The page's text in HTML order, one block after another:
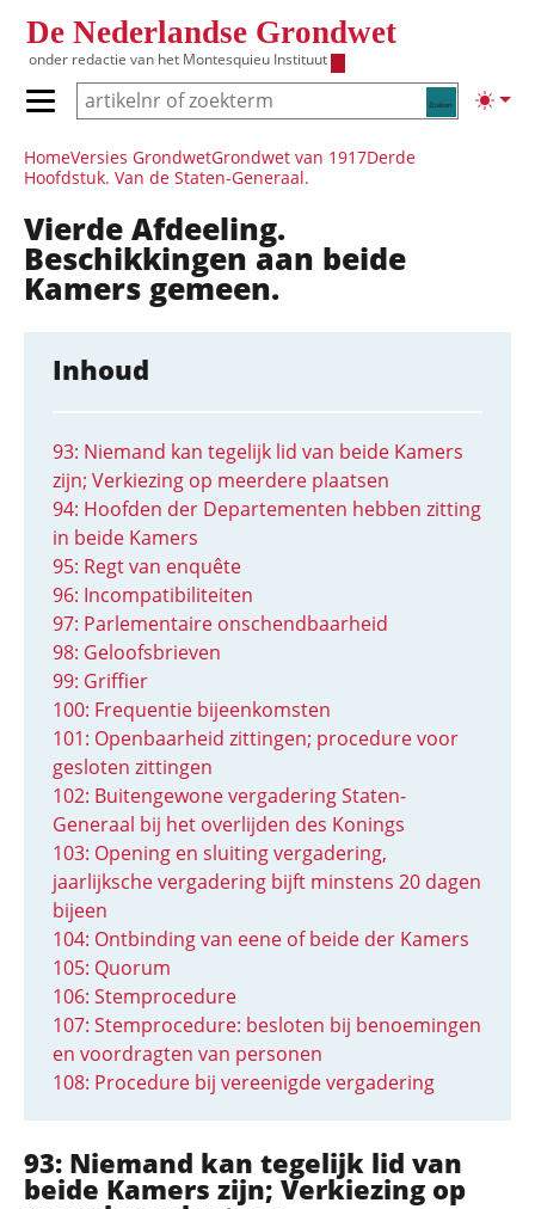
De Nederlandse Grondwet
onder redactie van het Montesquieu Instituut
Zoeken
Primair menu tonen/verbergen
Hoofdnavigatie
HomeVersies GrondwetGrondwet van 1917Derde
Hoofdstuk. Van de Staten-Generaal.
Vierde Afdeeling.
Beschikkingen aan beide
Kamers gemeen.
Inhoud
93: Niemand kan tegelijk lid van beide Kamers
zijn; Verkiezing op meerdere plaatsen
94: Hoofden der Departementen hebben zitting
in beide Kamers
95: Regt van enquête
96: Incompatibiliteiten
97: Parlementaire onschendbaarheid
98: Geloofsbrieven
99: Griffier
100: Frequentie bijeenkomsten
101: Openbaarheid zittingen; procedure voor
gesloten zittingen
102: Buitengewone vergadering Staten-
Generaal bij het overlijden des Konings
103: Opening en sluiting vergadering,
jaarlijksche vergadering bijft minstens 20 dagen
bijeen
104: Ontbinding van eene of beide der Kamers
105: Quorum
106: Stemprocedure
107: Stemprocedure: besloten bij benoemingen
en voordragten van personen
108: Procedure bij vereenigde vergadering
93: Niemand kan tegelijk lid van
beide Kamers zijn; Verkiezing op